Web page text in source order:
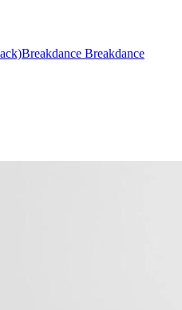
Breakdance Breakdance